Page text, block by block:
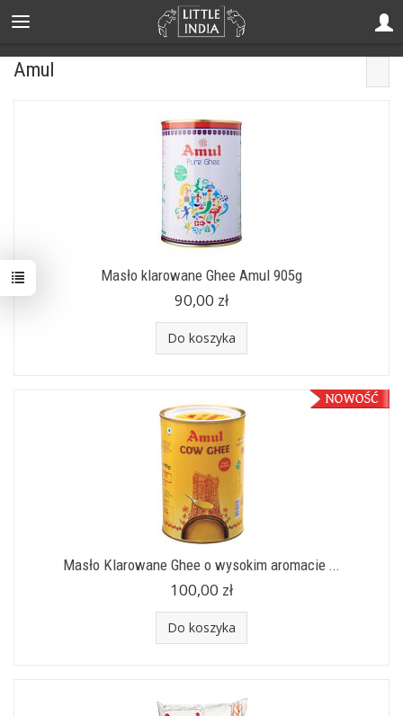
Amul
Masło klarowane Ghee Amul 905g
90,00 zł
Do koszyka
Masło Klarowane Ghee o wysokim aromacie ...
100,00 zł
Do koszyka